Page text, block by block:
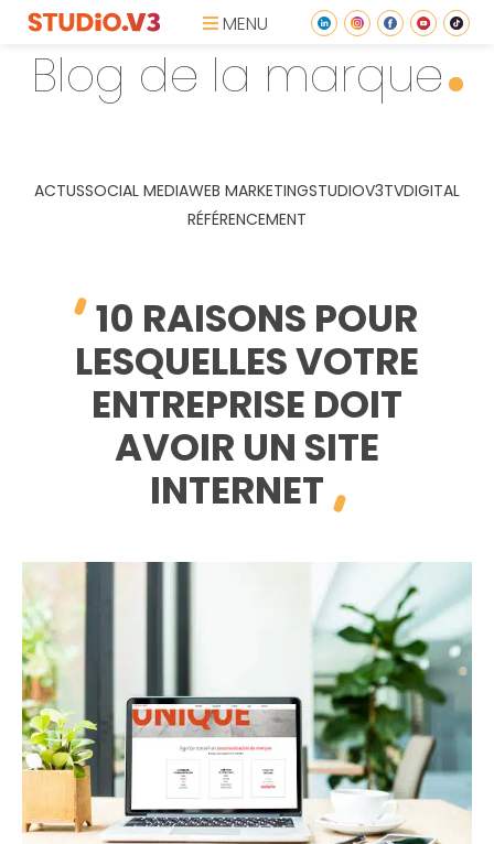
MENU
Blog de la marque
ACTUSSOCIAL MEDIAWEB MARKETINGSTUDIOV3TVDIGITAL
RÉFÉRENCEMENT
10 RAISONS POUR
LESQUELLES VOTRE
ENTREPRISE DOIT
AVOIR UN SITE
INTERNET